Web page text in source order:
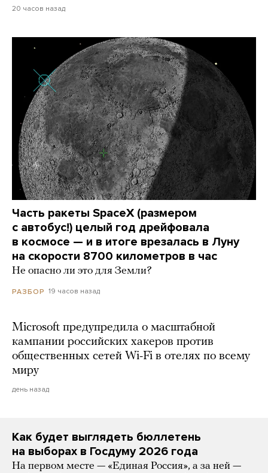
20 часов назад
Часть ракеты SpaceX (размером
с автобус!) целый год дрейфовала
в космосе — и в итоге врезалась в Луну
на скорости 8700 километров в час
Не опасно ли это для Земли?
РАЗБОР 19 часов назад
Microsoft предупредила о масштабной
кампании российских хакеров против
общественных сетей Wi-Fi в отелях по всему
миру
день назад
Как будет выглядеть бюллетень
на выборах в Госдуму 2026 года
На первом месте — «Единая Россия», а за ней —